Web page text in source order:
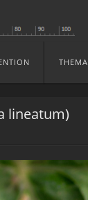
THEMA
lineatum)